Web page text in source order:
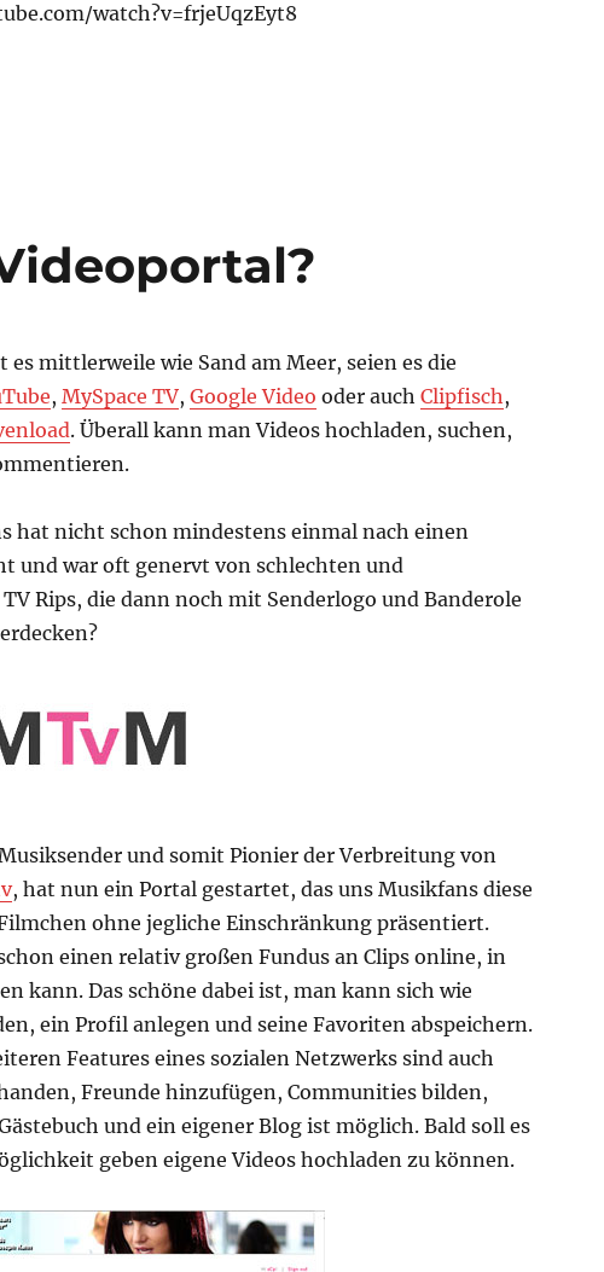
watch?v=frjeUqzEyt8
es mittlerweile wie Sand am Meer, seien es die
, MySpace TV, Google Video oder auch Clipfisch,
. Überall kann man Videos hochladen, suchen,
hat nicht schon mindestens einmal nach einen
und war oft genervt von schlechten und
Rips, die dann noch mit Senderlogo und Banderole
und somit Pionier der Verbreitung von
, hat nun ein Portal gestartet, das uns Musikfans diese
ohne jegliche Einschränkung präsentiert.
einen relativ großen Fundus an Clips online, in
kann. Das schöne dabei ist, man kann sich wie
ein Profil anlegen und seine Favoriten abspeichern.
Features eines sozialen Netzwerks sind auch
Freunde hinzufügen, Communities bilden,
und ein eigener Blog ist möglich. Bald soll es
geben eigene Videos hochladen zu können.